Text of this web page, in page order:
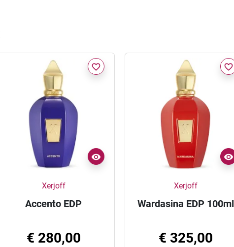
favorite_border
Xerjoff
Accento EDP
€ 280,00
favorite_border
Xerjoff
Wardasina EDP 100ml
€ 325,00